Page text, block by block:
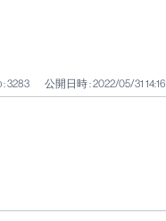
: 3283 公開日時 : 2022/05/31 14:16